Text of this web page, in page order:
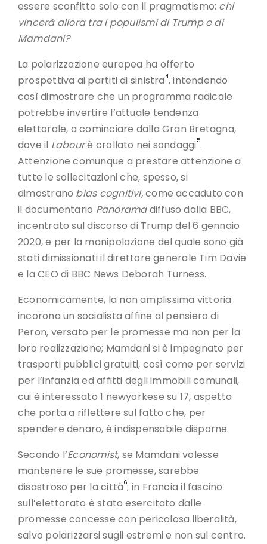
essere sconfitto solo con il pragmatismo: chi
vincerà allora tra i populismi di Trump e di
Mamdani?
La polarizzazione europea ha offerto
prospettiva ai partiti di sinistra4, intendendo
così dimostrare che un programma radicale
potrebbe invertire l’attuale tendenza
elettorale, a cominciare dalla Gran Bretagna,
dove il Labourè crollato nei sondaggi 5.
Attenzione comunque a prestare attenzione a
tutte le sollecitazioni che, spesso, si
dimostrano bias cognitivi,come accaduto con
il documentario Panoramadiffuso dalla BBC,
incentrato sul discorso di Trump del 6 gennaio
2020, e per la manipolazione del quale sono già
stati dimissionati il direttore generale Tim Davie
e la CEO di BBC News Deborah Turness.
Economicamente, la non amplissima vittoria
incorona un socialista affine al pensiero di
Peron, versato per le promesse ma non per la
loro realizzazione; Mamdani si è impegnato per
trasporti pubblici gratuiti, così come per servizi
per l’infanzia ed affitti degli immobili comunali,
cui è interessato 1 newyorkese su 17, aspetto
che porta a riflettere sul fatto che, per
spendere denaro, è indispensabile disporne.
Secondo l’Economist, se Mamdani volesse
mantenere le sue promesse, sarebbe
disastroso per la città6; in Francia il fascino
sull’elettorato è stato esercitato dalle
promesse concesse con pericolosa liberalità,
salvo polarizzarsi sugli estremi e non sul centro.